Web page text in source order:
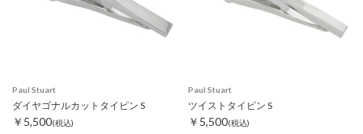
Paul Stuart
ダイヤゴナルカットタイピン S
￥5,500(税込)
Paul Stuart
ツイストタイピン S
￥5,500(税込)